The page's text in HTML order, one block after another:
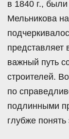
в 1840 г.,
Мельникова
представляет
важный путь
строителей.
по
подлинными
глубже